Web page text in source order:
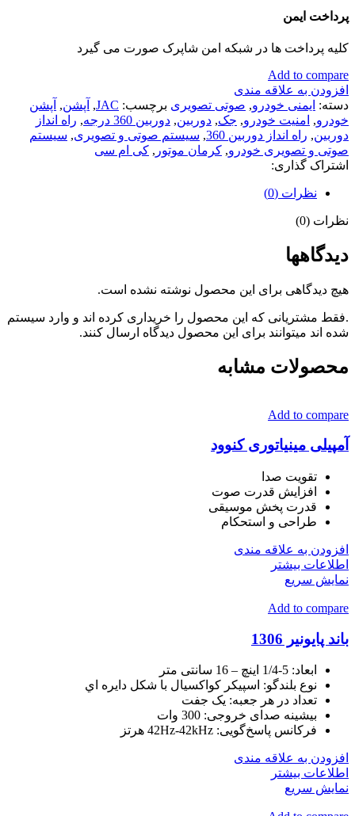
پرداخت ایمن
کلیه پرداخت ها در شبکه امن شاپرک صورت می گیرد
Add to compare
افزودن به علاقه مندی
دسته: ایمنی خودرو, صوتی تصویری برچسب: JAC
, آپشن, آپشن
خودرو, امنیت خودرو, جک, دوربین, دوربین 360 درجه , راه انداز
دوربین, راه انداز دوربین 360 , سیستم صوتی و تصویری, سیستم
صوتی و تصویری خودرو, کرمان موتور , کی ام سی
اشتراک گذاری:
نظرات (0)
نظرات (0)
دیدگاهها
هیچ دیدگاهی برای این محصول نوشته نشده است.
.فقط مشتریانی که این محصول را خریداری کرده اند و وارد سیستم
شده اند میتوانند برای این محصول دیدگاه ارسال کنند.
محصولات مشابه
Add to compare
آمپیلی مینیاتوری کنوود
تقویت صدا
افزایش قدرت صوت
قدرت پخش موسیقی
طراحی و استحکام
افزودن به علاقه مندی
اطلاعات بیشتر
نمایش سریع
Add to compare
باند پایونیر 1306
ابعاد: 5-1/4 اینچ – 16 سانتی متر
نوع بلندگو: اسپيکر کواکسيال با شکل دايره اي
تعداد در هر جعبه: يک جفت
بیشینه صدای خروجی: 300 وات
فرکانس پاسخ‌گویی: 42Hz-42kHz هرتز
افزودن به علاقه مندی
اطلاعات بیشتر
نمایش سریع